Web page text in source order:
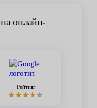
онлайн-
Рейтинг